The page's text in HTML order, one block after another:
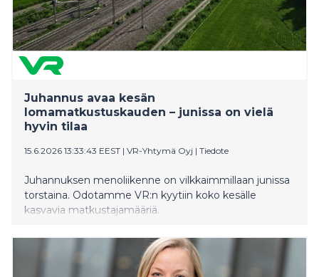
Juhannus avaa kesän
lomamatkustuskauden – junissa on vielä
hyvin tilaa
15.6.2026 13:33:43 EEST | VR-Yhtymä Oyj | Tiedote
Juhannuksen menoliikenne on vilkkaimmillaan junissa
torstaina. Odotamme VR:n kyytiin koko kesälle
kasvavia matkustajamääriä.